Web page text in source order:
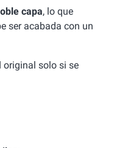
capa, lo que
ser acabada con un
original solo si se